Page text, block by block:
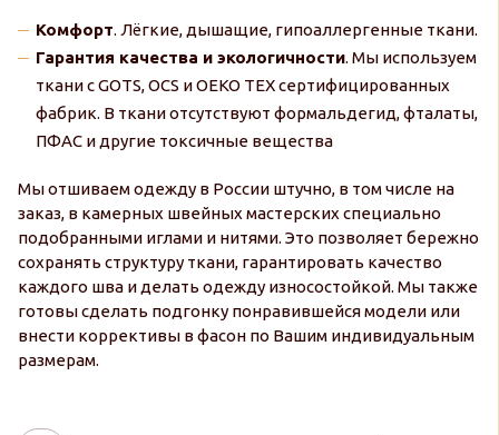
Комфорт. Лёгкие, дышащие, гипоаллергенные ткани.
Гарантия качества и экологичности. Мы используем
ткани с GOTS, OCS и OEKO TEX сертифицированных
фабрик. В ткани отсутствуют формальдегид, фталаты,
ПФАС и другие токсичные вещества
Мы отшиваем одежду в России штучно, в том числе на
заказ, в камерных швейных мастерских специально
подобранными иглами и нитями. Это позволяет бережно
сохранять структуру ткани, гарантировать качество
каждого шва и делать одежду износостойкой. Мы также
готовы сделать подгонку понравившейся модели или
внести коррективы в фасон по Вашим индивидуальным
размерам.